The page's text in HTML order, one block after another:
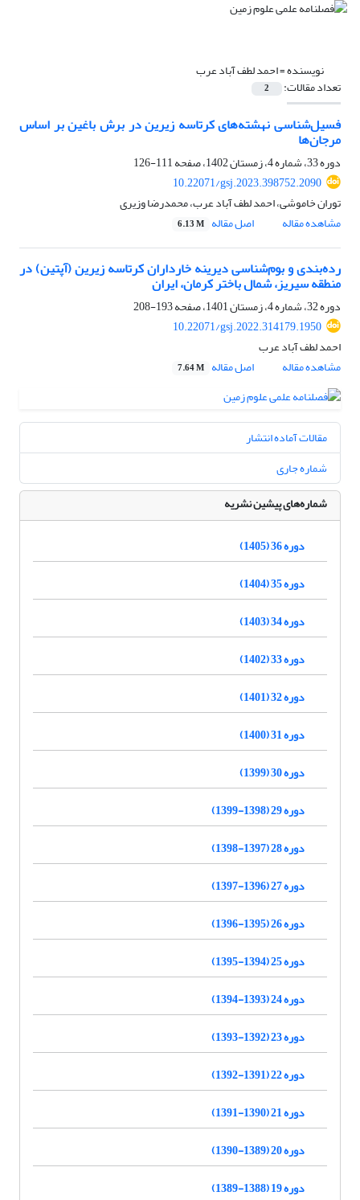
نویسنده =احمد لطف آباد عرب
تعداد مقالات: 2
فسیل‌شناسی نهشته‌های کرتاسه زیرین در برش باغین بر اساس
مرجان‌ها
دوره 33، شماره 4، زمستان 1402، صفحه
111-126
10.22071/gsj.2023.398752.2090
توران خاموشی، احمد لطف آباد عرب، محمدرضا وزیری
مشاهده مقاله
اصل مقاله 6.13 M
رده‌بندی و بوم‌شناسی دیرینه خارداران کرتاسه زیرین (آپتین) در
منطقه سیریز، شمال باختر کرمان، ایران
دوره 32، شماره 4، زمستان 1401، صفحه
193-208
10.22071/gsj.2022.314179.1950
احمد لطف آباد عرب
مشاهده مقاله
اصل مقاله 7.64 M
مقالات آماده انتشار
شماره جاری
شماره‌های پیشین نشریه
دوره 36 (1405)
دوره 35 (1404)
دوره 34 (1403)
دوره 33 (1402)
دوره 32 (1401)
دوره 31 (1400)
دوره 30 (1399)
دوره 29 (1398-1399)
دوره 28 (1397-1398)
دوره 27 (1396-1397)
دوره 26 (1395-1396)
دوره 25 (1394-1395)
دوره 24 (1393-1394)
دوره 23 (1392-1393)
دوره 22 (1391-1392)
دوره 21 (1390-1391)
دوره 20 (1389-1390)
دوره 19 (1388-1389)